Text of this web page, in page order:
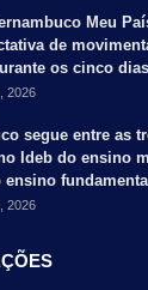
Meu
de
os cinco
2026
segue entre as
Ideb do ensino
ensino fundamental
2026